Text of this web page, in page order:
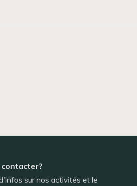
contacter?
sur nos activités et le